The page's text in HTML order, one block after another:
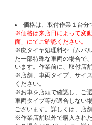
価格は、取付作業１台分
※価格は来店日によって変
面」にてご確認ください。
※廃タイヤ処理料やゴムバ
た一部特殊な車両の場合で
います。作業前に、取付店
※店舗、車両タイプ、サイ
ください。
※お車を店頭で確認し、ご
車両タイプ等が適合しない
ございます。詳しくは、店
※作業店舗以外で購入され